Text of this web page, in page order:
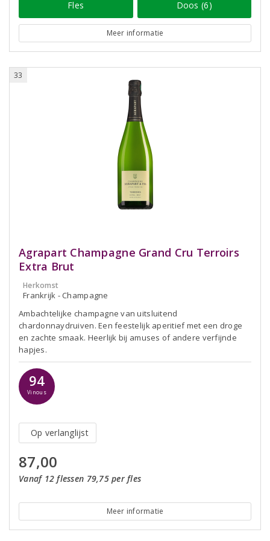
Fles Doos (6)
Meer informatie
33
Agrapart Champagne Grand Cru Terroirs
Extra Brut
Herkomst
Frankrijk - Champagne
Ambachtelijke champagne van uitsluitend
chardonnaydruiven. Een feestelijk aperitief met een droge
en zachte smaak. Heerlijk bij amuses of andere verfijnde
hapjes.
94
Vinous
Op verlanglijst
87,00
Vanaf 12 flessen 79,75 per fles
Meer informatie